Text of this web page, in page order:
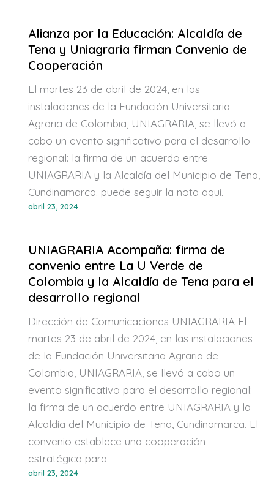
Alianza por la Educación: Alcaldía de
Tena y Uniagraria firman Convenio de
Cooperación
El martes 23 de abril de 2024, en las
instalaciones de la Fundación Universitaria
Agraria de Colombia, UNIAGRARIA, se llevó a
cabo un evento significativo para el desarrollo
regional: la firma de un acuerdo entre
UNIAGRARIA y la Alcaldía del Municipio de Tena,
Cundinamarca. puede seguir la nota aquí.
abril 23, 2024
UNIAGRARIA Acompaña: firma de
convenio entre La U Verde de
Colombia y la Alcaldía de Tena para el
desarrollo regional
Dirección de Comunicaciones UNIAGRARIA El
martes 23 de abril de 2024, en las instalaciones
de la Fundación Universitaria Agraria de
Colombia, UNIAGRARIA, se llevó a cabo un
evento significativo para el desarrollo regional:
la firma de un acuerdo entre UNIAGRARIA y la
Alcaldía del Municipio de Tena, Cundinamarca. El
convenio establece una cooperación
estratégica para
abril 23, 2024